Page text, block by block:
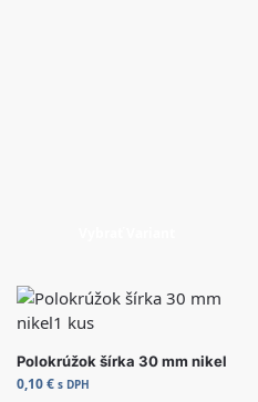
Polokrúžok šírka 30 mm nikel
0,10€ s DPH